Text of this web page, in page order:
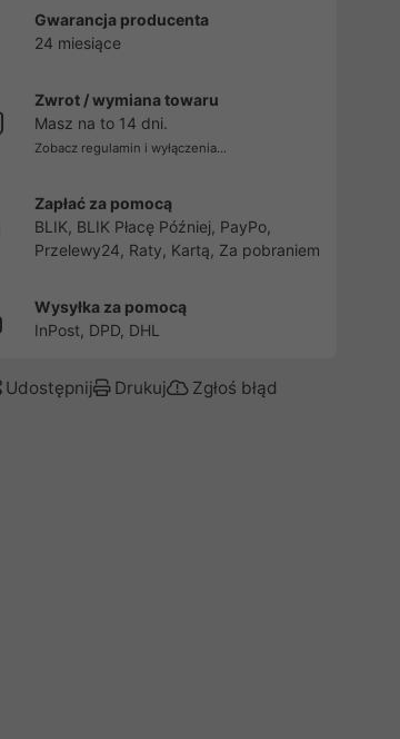
Gwarancja producenta
24 miesiące
Zwrot / wymiana towaru
Masz na to 14 dni.
Zobacz regulamin i wyłączenia...
Zapłać za pomocą
BLIK, BLIK Płacę Później, PayPo,
Przelewy24, Raty, Kartą, Za pobraniem
Wysyłka za pomocą
InPost, DPD, DHL
Udostępnij Drukuj Zgłoś błąd